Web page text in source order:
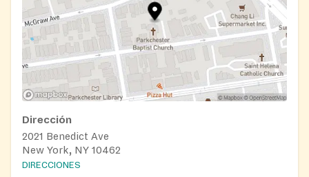
Dirección
2021 Benedict Ave
New York, NY 10462
DIRECCIONES